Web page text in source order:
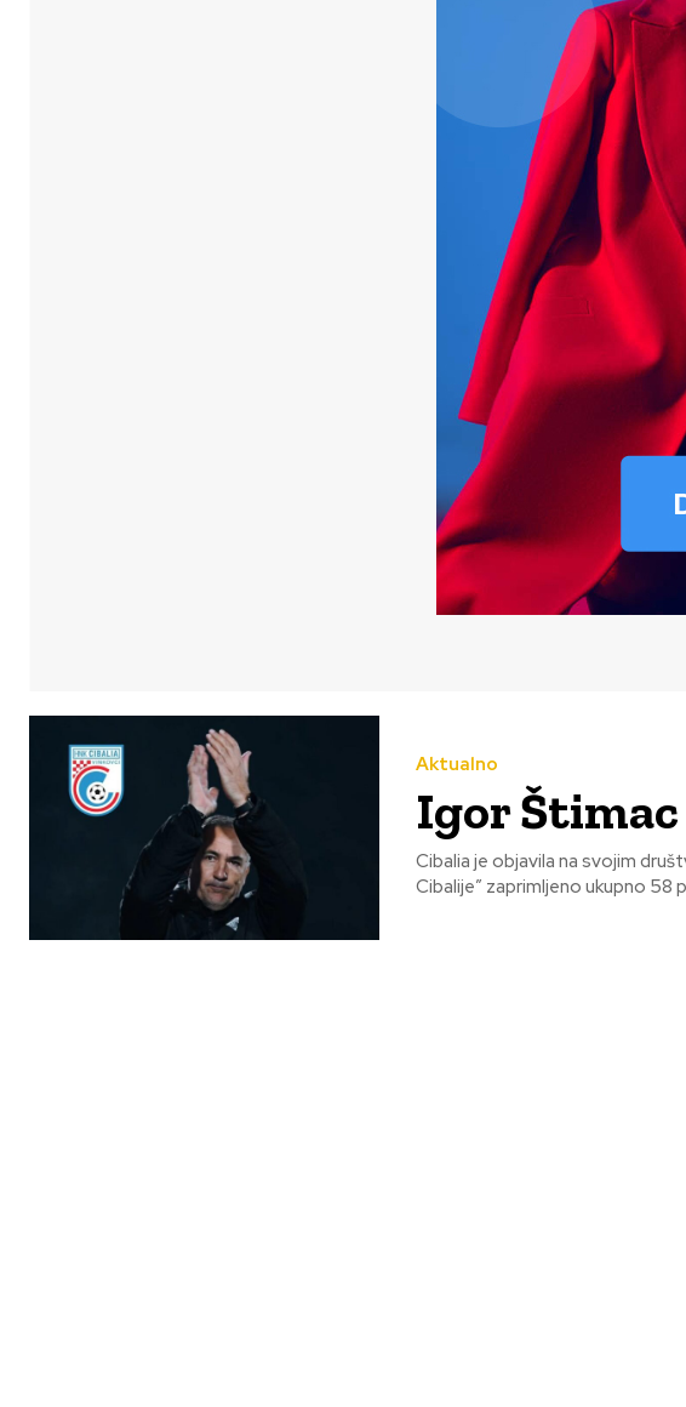
Aktualno
Igor
Cibalia je objavila na svojim
Cibalije” zaprimljeno ukupno 58